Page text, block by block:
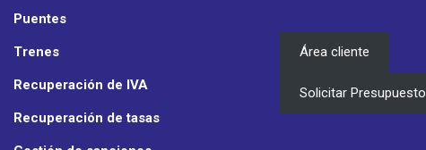
Puentes
Trenes
Recuperación de IVA
Recuperación de tasas
Área cliente
Solicitar Presupuesto